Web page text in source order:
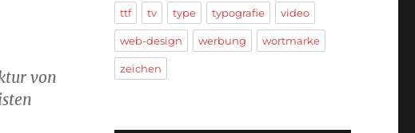
von
ttf tv type typografie video
web-design werbung wortmarke
zeichen